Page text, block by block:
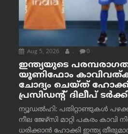
Aug 5, 2026 . 0
ഇന്ത്യയുടെ
യൂണിഫോം
ചോദ്യം ചെയ്ത് ഹോക്കി
പ്രസിഡന്റ് ദിലീപ്
ന്യൂഡൽഹി: പതിറ്റാണ്ടുകൾ
നീല ജേഴ്‌സി മാറ്റി പകരം കാവി
ധരിക്കാൻ ഹോക്കി ഇന്ത്യ